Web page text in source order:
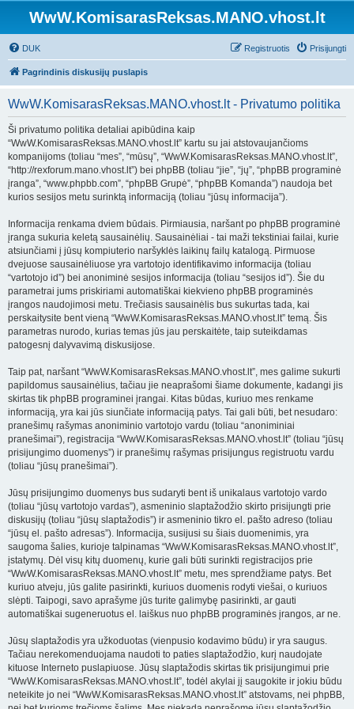
WwW.KomisarasReksas.MANO.vhost.lt
DUK Prisijungti
Registruotis
Pagrindinis diskusijų puslapis
WwW.KomisarasReksas.MANO.vhost.lt - Privatumo politika
Ši privatumo politika detaliai apibūdina kaip
“WwW.KomisarasReksas.MANO.vhost.lt” kartu su jai atstovaujančioms
kompanijoms (toliau “mes”, “mūsų”, “WwW.KomisarasReksas.MANO.vhost.lt”,
“http://rexforum.mano.vhost.lt”) bei phpBB (toliau “jie”, “jų”, “phpBB programinė
įranga”, “www.phpbb.com”, “phpBB Grupė”, “phpBB Komanda”) naudoja bet
kurios sesijos metu surinktą informaciją (toliau “jūsų informacija”).
Informacija renkama dviem būdais. Pirmiausia, naršant po phpBB programinė
įranga sukuria keletą sausainėlių. Sausainėliai - tai maži tekstiniai failai, kurie
atsiunčiami į jūsų kompiuterio naršyklės laikinų failų katalogą. Pirmuose
dvejuose sausainėliuose yra vartotojo identifikavimo informacija (toliau
“vartotojo id”) bei anoniminė sesijos informacija (toliau “sesijos id”). Šie du
parametrai jums priskiriami automatiškai kiekvieno phpBB programinės
įrangos naudojimosi metu. Trečiasis sausainėlis bus sukurtas tada, kai
perskaitysite bent vieną “WwW.KomisarasReksas.MANO.vhost.lt” temą. Šis
parametras nurodo, kurias temas jūs jau perskaitėte, taip suteikdamas
patogesnį dalyvavimą diskusijose.
Taip pat, naršant “WwW.KomisarasReksas.MANO.vhost.lt”, mes galime sukurti
papildomus sausainėlius, tačiau jie neaprašomi šiame dokumente, kadangi jis
skirtas tik phpBB programinei įrangai. Kitas būdas, kuriuo mes renkame
informaciją, yra kai jūs siunčiate informaciją patys. Tai gali būti, bet nesudaro:
pranešimų rašymas anoniminio vartotojo vardu (toliau “anoniminiai
pranešimai”), registracija “WwW.KomisarasReksas.MANO.vhost.lt” (toliau “jūsų
prisijungimo duomenys”) ir pranešimų rašymas prisijungus registruotu vardu
(toliau “jūsų pranešimai”).
Jūsų prisijungimo duomenys bus sudaryti bent iš unikalaus vartotojo vardo
(toliau “jūsų vartotojo vardas”), asmeninio slaptažodžio skirto prisijungti prie
diskusijų (toliau “jūsų slaptažodis”) ir asmeninio tikro el. pašto adreso (toliau
“jūsų el. pašto adresas”). Informacija, susijusi su šiais duomenimis, yra
saugoma šalies, kurioje talpinamas “WwW.KomisarasReksas.MANO.vhost.lt”,
įstatymų. Dėl visų kitų duomenų, kurie gali būti surinkti registracijos prie
“WwW.KomisarasReksas.MANO.vhost.lt” metu, mes sprendžiame patys. Bet
kuriuo atveju, jūs galite pasirinkti, kuriuos duomenis rodyti viešai, o kuriuos
slėpti. Taipogi, savo aprašyme jūs turite galimybę pasirinkti, ar gauti
automatiškai sugeneruotus el. laiškus nuo phpBB programinės įrangos, ar ne.
Jūsų slaptažodis yra užkoduotas (vienpusio kodavimo būdu) ir yra saugus.
Tačiau nerekomenduojama naudoti to paties slaptažodžio, kurį naudojate
kituose Interneto puslapiuose. Jūsų slaptažodis skirtas tik prisijungimui prie
“WwW.KomisarasReksas.MANO.vhost.lt”, todėl akylai jį saugokite ir jokiu būdu
neteikite jo nei “WwW.KomisarasReksas.MANO.vhost.lt” atstovams, nei phpBB,